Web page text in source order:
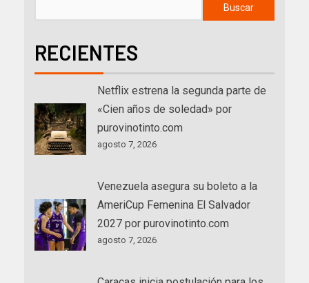
Buscar
RECIENTES
Netflix estrena la segunda parte de
«Cien años de soledad» por
purovinotinto.com
agosto 7, 2026
Venezuela asegura su boleto a la
AmeriCup Femenina El Salvador
2027 por purovinotinto.com
agosto 7, 2026